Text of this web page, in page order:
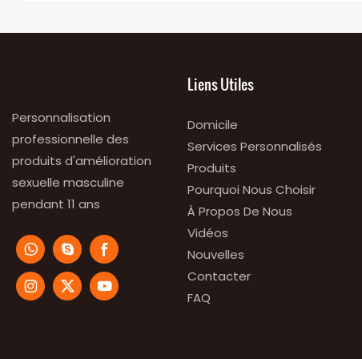
Personnalisation
professionnelle des
produits d'amélioration
sexuelle masculine
pendant 11 ans
Liens Utiles
Domicile
Services Personnalisés
Produits
Pourquoi Nous Choisir
À Propos De Nous
Vidéos
Nouvelles
Contacter
FAQ